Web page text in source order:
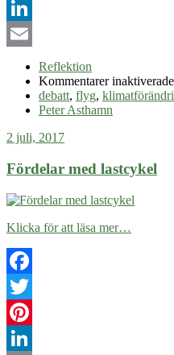
Pinterest
LinkedIn
Reflektion
Kommentarer inaktiverade
debatt, flyg,
Peter Asthamn
2 juli, 2017
Fördelar med lastcykel
Klicka för att läsa mer…
Facebook
Twitter
Pinterest